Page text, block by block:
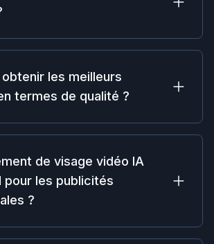
les meilleurs
termes de qualité ?
de visage vidéo IA
pour les publicités
?